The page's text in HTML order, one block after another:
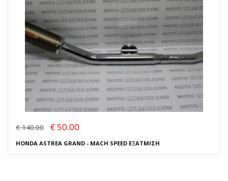
€ 140.00 € 50.00
HONDA ASTREA GRAND - MACH SPEED ΕΞΑΤΜΙΣΗ